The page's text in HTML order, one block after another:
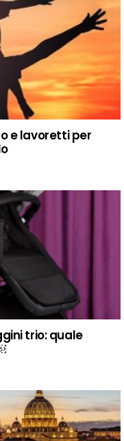
e lavoretti per
trio: quale